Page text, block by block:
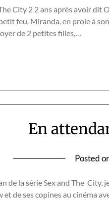
City 2 2 ans après avoir dit
feu. Miranda, en proie à
de 2 petites filles,…
En
Posted
de la série Sex and The City,
et de ses copines au cinéma